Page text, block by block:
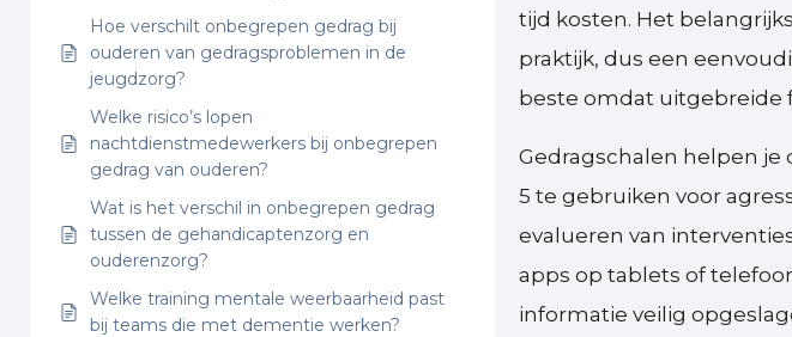
Hoe verschilt onbegrepen gedrag bij
ouderen van gedragsproblemen in de
jeugdzorg?
Welke risico’s lopen
nachtdienstmedewerkers bij onbegrepen
gedrag van ouderen?
Wat is het verschil in onbegrepen gedrag
tussen de gehandicaptenzorg en
ouderenzorg?
Welke training mentale weerbaarheid past
bij teams die met dementie werken?
tijd kosten. Het
praktijk, dus een
beste omdat uitgebreide
Gedragschalen helpen je
5 te gebruiken voor
evalueren van
apps op tablets of
informatie veilig